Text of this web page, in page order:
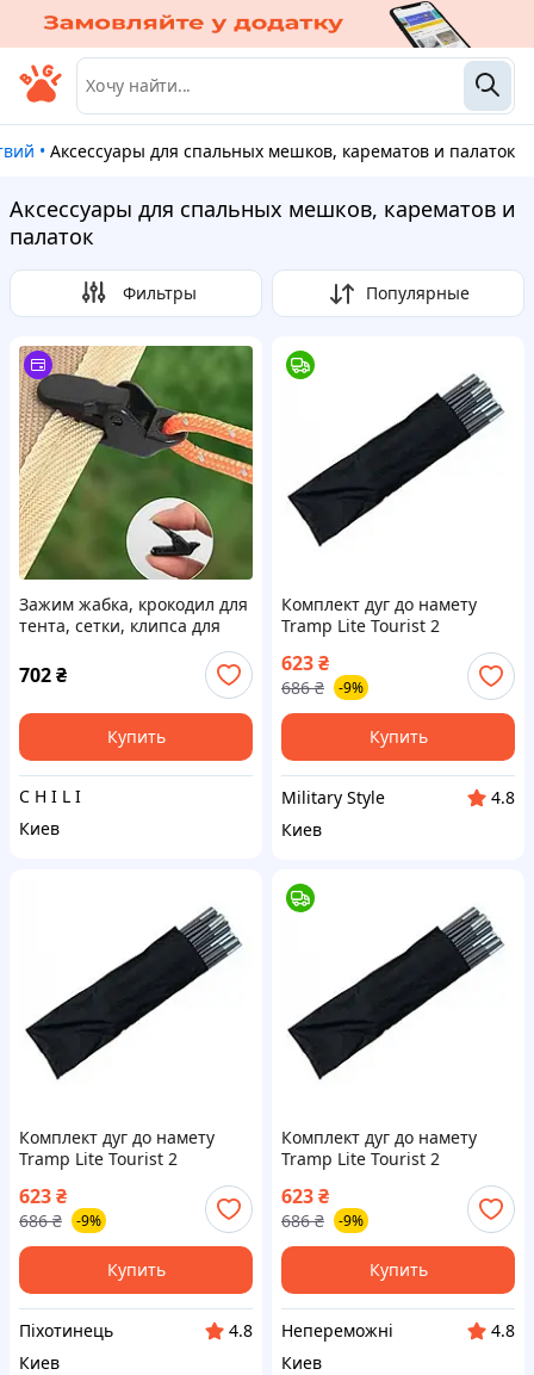
• Аксессуары для спальных мешков, карематов и палаток
Аксессуары для спальных мешков, карематов и
палаток
Фильтры Популярные
Зажим жабка, крокодил для
тента, сетки, клипса для
702₴
Купить
C H I L I
Киев
Комплект дуг до намету
Tramp Lite Tourist 2
623₴
686 ₴ -9%
Купить
Military Style
4.8
Киев
Комплект дуг до намету
Tramp Lite Tourist 2
{UTLA-piho}
623₴
686 ₴ -9%
Купить
Піхотинець
4.8
Киев
Комплект дуг до намету
Tramp Lite Tourist 2
|neper-UTLA|
623₴
686 ₴ -9%
Купить
Непереможні
4.8
Киев